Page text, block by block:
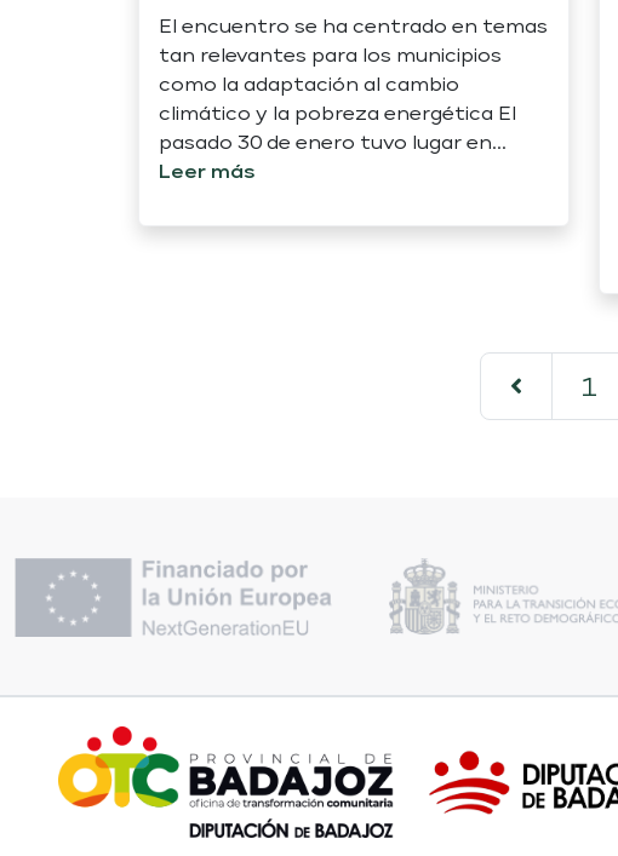
El encuentro se ha centrado en temas
tan relevantes para los municipios
como la adaptación al cambio
climático y la pobreza energética El
pasado 30 de enero tuvo lugar en...
Leer más
1